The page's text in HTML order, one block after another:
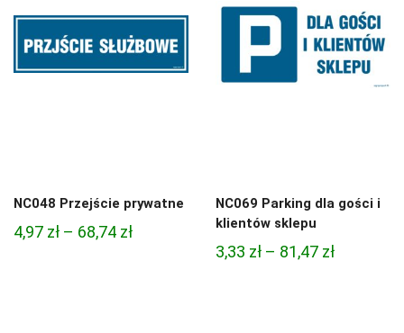
NC048 Przejście prywatne
4,97 zł – 68,74 złZakres
NC069 Parking dla gości i
klientów sklepu
3,33 zł – 81,47 złZakres